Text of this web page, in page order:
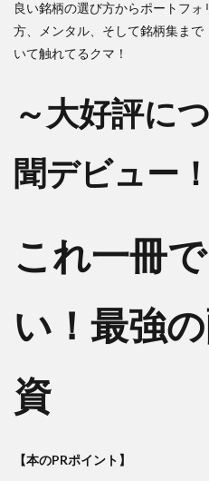
良い銘柄の選び方からポートフ
方、メンタル、そして銘柄集ま
いて触れてるクマ！
～大好評に
聞デビュー
これ一冊
い！最強
資
【本のPRポイント】